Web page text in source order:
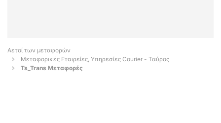
Αετοί των μεταφορών
Μεταφορικές Εταιρείες, Υπηρεσίες Courier - Ταύρος
Ts_Trans Μεταφορές